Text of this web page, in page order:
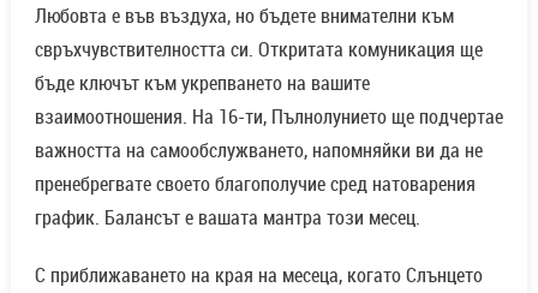
Любовта е във въздуха, но бъдете внимателни към
свръхчувствителността си. Откритата комуникация ще
бъде ключът към укрепването на вашите
взаимоотношения. На 16-ти, Пълнолунието ще подчертае
важността на самообслужването, напомняйки ви да не
пренебрегвате своето благополучие сред натоварения
график. Балансът е вашата мантра този месец.
С приближаването на края на месеца, когато Слънцето